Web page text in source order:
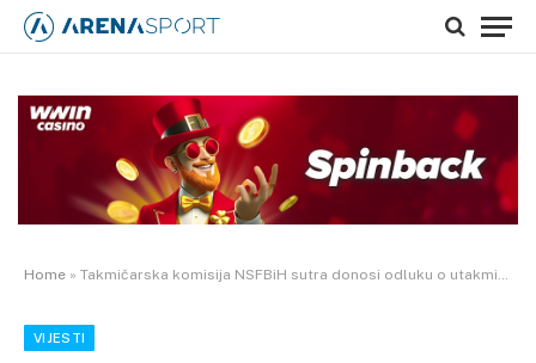
Home » Takmičarska komisija NSFBiH sutra donosi odluku o utakmici tuzla City – Travnik
VIJESTI